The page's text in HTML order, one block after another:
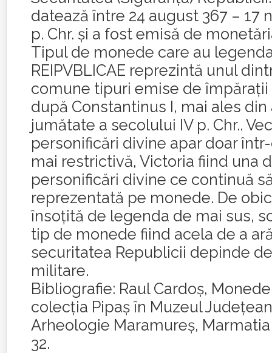
datează între 24 august 367 – 17
p. Chr. și a fost emisă de
Tipul de monede care au legenda
REIPVBLICAE reprezintă unul
comune tipuri emise de
după Constantinus I, mai ales din
jumătate a secolului IV p. Chr..
personificări divine apar doar
mai restrictivă, Victoria fiind una
personificări divine ce continuă
reprezentată pe monede. De
însoțită de legenda de mai sus,
tip de monede fiind acela de a
securitatea Republicii depinde
militare.
Bibliografie: Raul Cardoş,
colecția Pipaș în Muzeul
Arheologie Maramureș, Marmatia
32.